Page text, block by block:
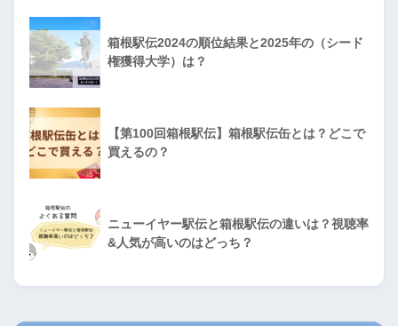
箱根駅伝2024の順位結果と2025年の（シード
権獲得大学）は？
【第100回箱根駅伝】箱根駅伝缶とは？どこで
買えるの？
ニューイヤー駅伝と箱根駅伝の違いは？視聴率
&人気が高いのはどっち？